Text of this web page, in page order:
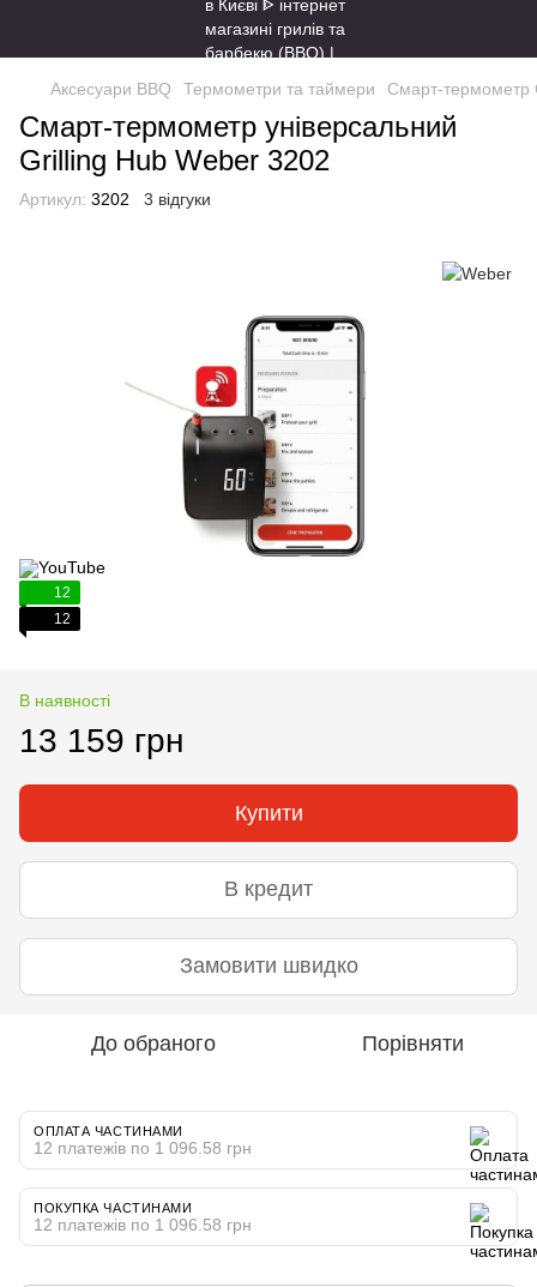
Аксесуари BBQ Термометри та таймери Смарт-термометр
Смарт-термометр універсальний
Grilling Hub Weber 3202
Артикул: 3202 3 відгуки
12
12
В наявності
13 159 грн
Купити
В кредит
Замовити швидко
До обраного Порівняти
ОПЛАТА ЧАСТИНАМИ
12 платежів по 1 096.58 грн
ПОКУПКА ЧАСТИНАМИ
12 платежів по 1 096.58 грн